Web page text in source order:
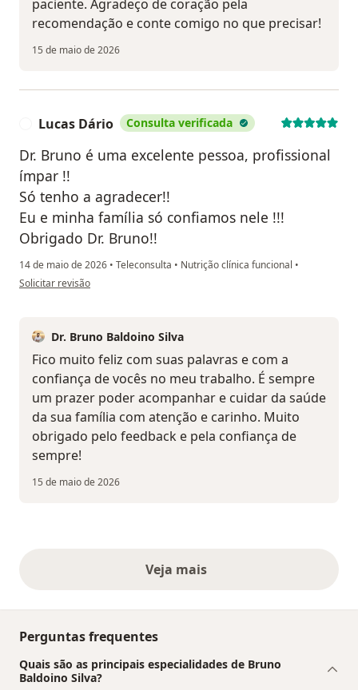
paciente. Agradeço de coração pela
recomendação e conte comigo no que precisar!
15 de maio de 2026
Lucas Dário Consulta verificada
Dr. Bruno é uma excelente pessoa, profissional
ímpar !!
Só tenho a agradecer!!
Eu e minha família só confiamos nele !!!
Obrigado Dr. Bruno!!
14 de maio de 2026 • Teleconsulta • Nutrição clínica funcional •
na opinião do utilizador Lucas Dário
Solicitar revisão
Dr. Bruno Baldoino Silva
Fico muito feliz com suas palavras e com a
confiança de vocês no meu trabalho. É sempre
um prazer poder acompanhar e cuidar da saúde
da sua família com atenção e carinho. Muito
obrigado pelo feedback e pela confiança de
sempre!
15 de maio de 2026
Veja maisopiniões acima
Perguntas frequentes
Quais são as principais especialidades de Bruno
Baldoino Silva?